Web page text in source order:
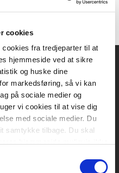
cookies
fra tredjeparter til at
hjemmeside ved at sikre
og huske dine
markedsføring, så vi kan
på sociale medier og
vi cookies til at vise dig
med sociale medier. Du
samtykke tilbage. Du skal